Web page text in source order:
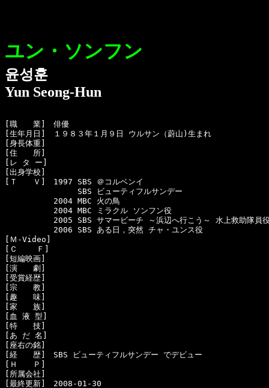
ユン・ソンフン
윤성훈
Yun Seong-Hun
[職　　業]　俳優
[生年月日]　１９８３年１月９日 ウルサン（蔚山)生まれ
[身長体重]
[住　　所]
[レ タ ー]
[出身学校]
[Ｔ　　Ｖ]　1997 SBS ＠コルベンイ
  　　　　　     SBS ビューティフルサンデー
  　　　　　2004 MBC 火の鳥
  　　　　　2004 MBC ミラクル ソンフン役
　　　　　2005 SBS サマービーチ ～浜辺へ行こう～ 水上救助隊員
  　　　　　2006 SBS ある日，突然 チャ・ユンス役
[Ｍ-Video]
[Ｃ    Ｆ]
[短編映画]
[演　　劇]
[受賞経歴]
[宗　　教]
[趣　　味]
[家　　族]
[血 液 型]
[特　　技]
[あ だ 名]
[座右の銘]
[経　　歴]　SBS ビューティフルサンデー でデビュー
[Ｈ　　Ｐ]
[所属会社]